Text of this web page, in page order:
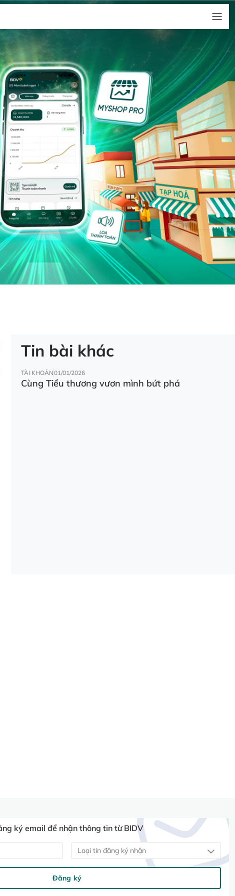
Tin bài khác
TÀI KHOẢN01/01/2026
Cùng Tiểu thương vươn mình bứt phá
ký email để nhận thông tin từ BIDV
Loại tin đăng ký nhận
Đăng ký